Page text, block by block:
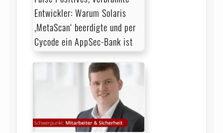
Entwickler: Warum Solaris
‚MetaScan‘ beerdigte und per
Cycode ein AppSec-Bank ist